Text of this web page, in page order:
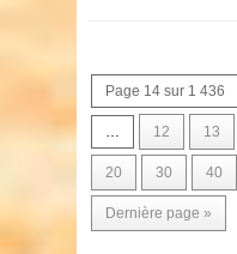
Page 14 sur 1 436
… 12 13
20 30 40
Dernière page »